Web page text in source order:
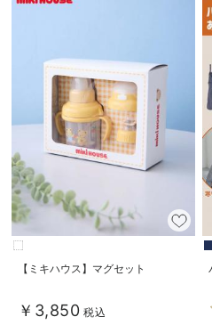
【ミキハウス】マグセット
￥3,850 税込